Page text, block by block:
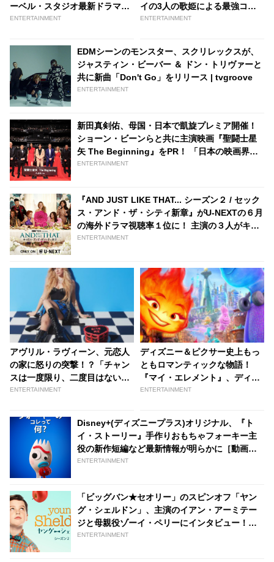
ーベル・スタジオ最新ドラマ
「エコー」や、アニメ作品「ダ
上主義の教室へ」「ゆびさきと
恋々」など
ENTERTAINMENT
イの3人の歌姫による最強コラ
ボが実現！「Don’t Call Me
ENTERTAINMENT
EDMシーンのモンスター、スクリレックスが、
ジャスティン・ビーバー ＆ ドン・トリヴァーと
共に新曲「Don't Go」をリリース | tvgroove
ENTERTAINMENT
新田真剣佑、母国・日本で凱旋プレミア開催！
ショーン・ビーンらと共に主演映画『聖闘士星
矢 The Beginning』をPR！ 「日本の映画界に
とって大きな一歩」［動画あり］ - tvgroove
ENTERTAINMENT
『AND JUST LIKE THAT... シーズン２ / セック
ス・アンド・ザ・シティ新章』がU-NEXTの６月
の海外ドラマ視聴率１位に！ 主演の３人がキャ
ラクターへの想いを語る特別映像が到着［動画
ENTERTAINMENT
アヴリル・ラヴィーン、元恋人
の家に怒りの突撃！？「チャン
スは一度限り、二度目はない
わ」・・待望の新曲「バイト・
を公開 - tvgroove
ENTERTAINMENT
ディズニー＆ピクサー史上もっ
ともロマンティックな物語！
『マイ・エレメント』、ディズ
ニープラスで11/1より独占配信
ENTERTAINMENT
Disney+(ディズニープラス)オリジナル、『ト
イ・ストーリー』手作りおもちゃフォーキー主
役の新作短編など最新情報が明らかに［動画あ
り］ | tvgroove
ENTERTAINMENT
「ビッグバン★セオリー」のスピンオフ「ヤン
グ・シェルドン」、主演のイアン・アーミテー
ジと母親役ゾーイ・ペリーにインタビュー！イ
アンくんが明かしたシェルドンに共通する“へん
ENTERTAINMENT